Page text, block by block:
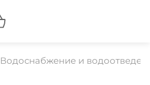
Водоснабжение и